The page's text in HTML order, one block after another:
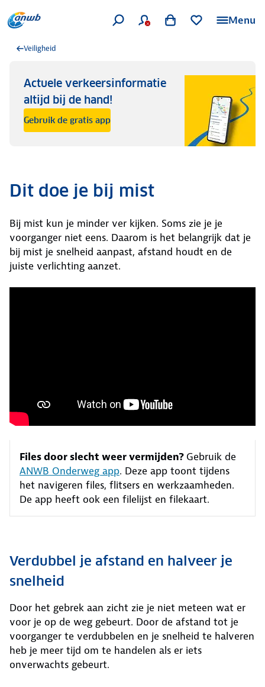
Menu
Veiligheid
Actuele verkeersinformatie
altijd bij de hand!
Gebruik de gratis app
Dit doe je bij mist
Bij mist kun je minder ver kijken. Soms zie je je
voorganger niet eens. Daarom is het belangrijk dat je
bij mist je snelheid aanpast, afstand houdt en de
juiste verlichting aanzet.
Files door slecht weer vermijden? Gebruik de
ANWB Onderweg app. Deze app toont tijdens
het navigeren files, flitsers en werkzaamheden.
De app heeft ook een filelijst en filekaart.
Verdubbel je afstand en halveer je
snelheid
Door het gebrek aan zicht zie je niet meteen wat er
voor je op de weg gebeurt. Door de afstand tot je
voorganger te verdubbelen en je snelheid te halveren
heb je meer tijd om te handelen als er iets
onverwachts gebeurt.